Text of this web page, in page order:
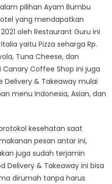
pilihan Ayam Bumbu
yang mendapatkan
oleh Restaurant Guru ini
yaitu Pizza seharga Rp.
Tuna Cheese, dan
Coffee Shop ini juga
Delivery & Takeaway mulai
menu Indonesia, Asian, dan
kesehatan saat
pesan antar ini,
juga sudah terjamin
Delivery & Takeaway ini bisa
dirumah tanpa harus